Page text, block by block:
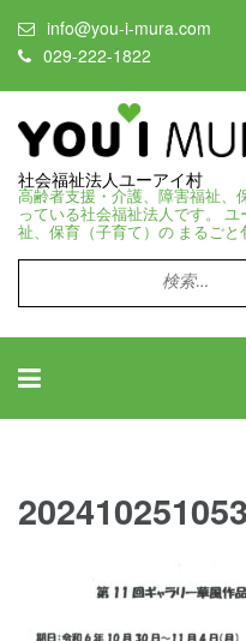
info@you-i-mura.com
029-222-1822
社会福祉法人ユーアイ村
高齢者支援・介護、障害福祉、
っている社会福祉法人です。
祉、保育（子育て）の まるごと
検
索: